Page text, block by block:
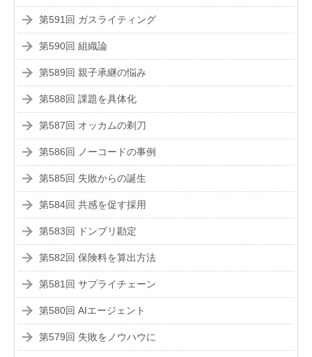
第591回 ガスライティング
第590回 組織論
第589回 親子承継の悩み
第588回 課題を具体化
第587回 オッカムの剃刀
第586回 ノーコードの事例
第585回 失敗からの誕生
第584回 共感を促す採用
第583回 ドンブリ勘定
第582回 保険料を算出方法
第581回 サプライチェーン
第580回 AIエージェント
第579回 失敗をノウハウに